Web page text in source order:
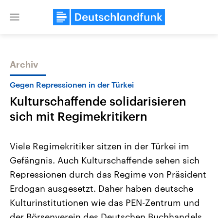
Close
Themen
Landtagswahl Sachsen-Anhalt
2026
Alle Informationen
Sachsen-Anhalt wählt am 6.
September 2026 einen neuen
Landtag. Seit 2021 wird das
Bundesland von einer Koalition aus
USA
Aktuelle Beiträge,
Hintergründe
Wirtschaftlich und
gehören die Vereinigten
den mächtigsten Ländern
mit großem Einfluss auf
Archiv
Gegen Repressionen in der Türkei
Kulturschaffende solidarisieren
sich mit Regimekritikern
Viele Regimekritiker sitzen in der Türkei im
Gefängnis. Auch Kulturschaffende sehen sich
Repressionen durch das Regime von Präsident
Erdogan ausgesetzt. Daher haben deutsche
Kulturinstitutionen wie das PEN-Zentrum und